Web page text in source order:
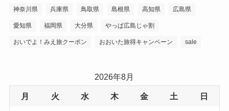
神奈川県 兵庫県 鳥取県 島根県 高知県 広島県
愛知県 福岡県 大分県 やっぱ広島じゃ割
おいでよ！みえ旅クーポン おおいた旅得キャンペーン sale
2026年8月
月 火 水 木 金 土 日